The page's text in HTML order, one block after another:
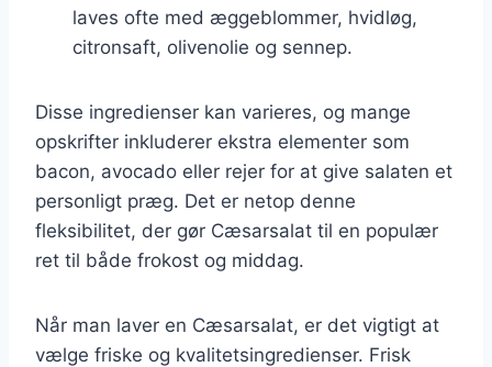
laves ofte med æggeblommer, hvidløg,
citronsaft, olivenolie og sennep.
Disse ingredienser kan varieres, og mange
opskrifter inkluderer ekstra elementer som
bacon, avocado eller rejer for at give salaten et
personligt præg. Det er netop denne
fleksibilitet, der gør Cæsarsalat til en populær
ret til både frokost og middag.
Når man laver en Cæsarsalat, er det vigtigt at
vælge friske og kvalitetsingredienser. Frisk